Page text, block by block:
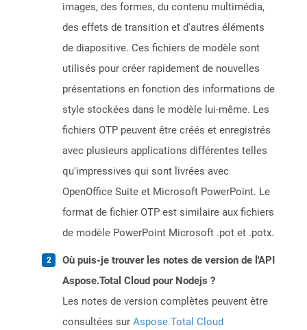
images, des formes, du contenu multimédia,
des effets de transition et d'autres éléments
de diapositive. Ces fichiers de modèle sont
utilisés pour créer rapidement de nouvelles
présentations en fonction des informations de
style stockées dans le modèle lui-même. Les
fichiers OTP peuvent être créés et enregistrés
avec plusieurs applications différentes telles
qu'impressives qui sont livrées avec
OpenOffice Suite et Microsoft PowerPoint. Le
format de fichier OTP est similaire aux fichiers
de modèle PowerPoint Microsoft .pot et .potx.
Où puis-je trouver les notes de version de l'API
Aspose.Total Cloud pour Nodejs ?
Les notes de version complètes peuvent être
consultées sur Aspose.Total Cloud